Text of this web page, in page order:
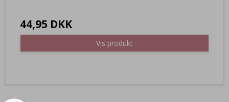
44,95 DKK
Vis produkt